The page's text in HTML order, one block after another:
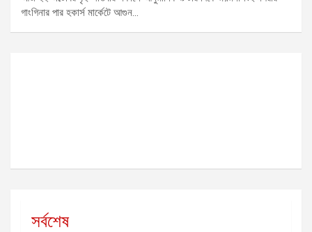
গাংগিনার পার হকার্স মার্কেটে আগুন…
সর্বশেষ